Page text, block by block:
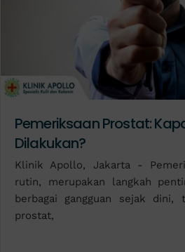
Pemeriksaan Prostat:
Dilakukan?
Klinik Apollo, Jakarta -
rutin, merupakan langkah
berbagai gangguan sejak dini,
prostat,